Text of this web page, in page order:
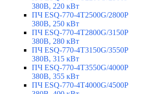
380В, 220 кВт
ПЧ ESQ-770-4T2500G/2800P
380В, 250 кВт
ПЧ ESQ-770-4T2800G/3150P
380В, 280 кВт
ПЧ ESQ-770-4T3150G/3550P
380В, 315 кВт
ПЧ ESQ-770-4T3550G/4000P
380В, 355 кВт
ПЧ ESQ-770-4T4000G/4500P